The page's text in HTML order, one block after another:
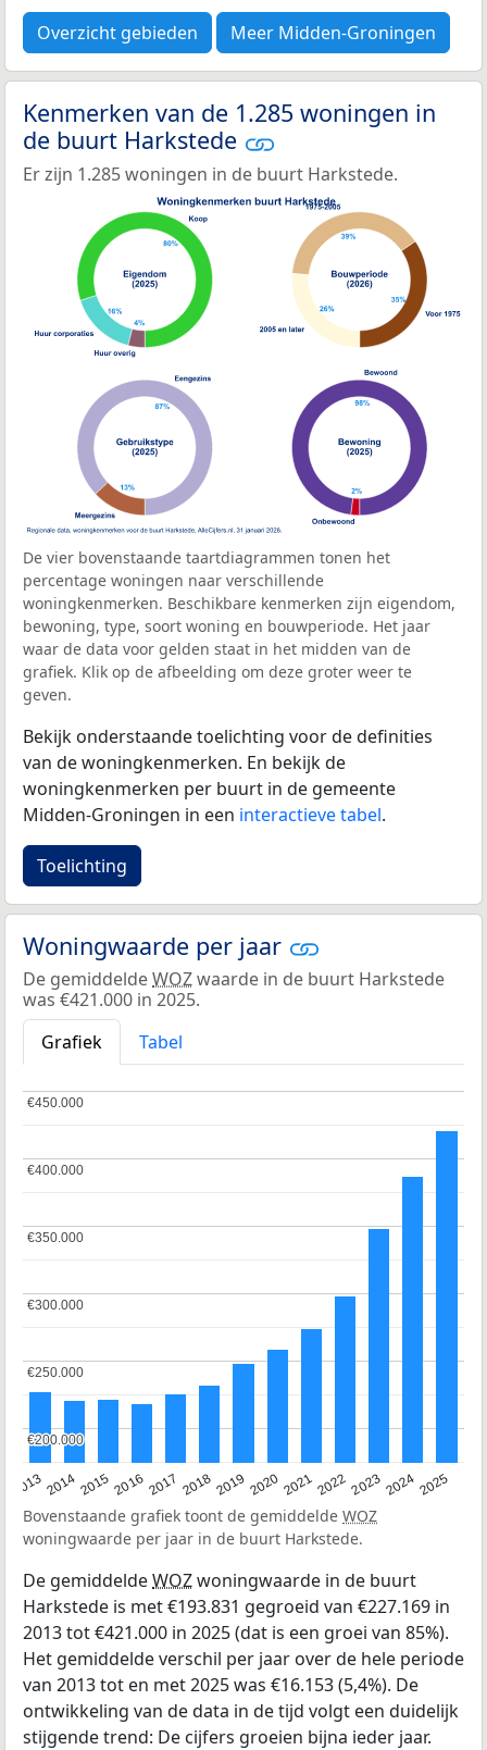
Overzicht gebieden Meer Midden-Groningen
Kenmerken van de 1.285 woningen in
de buurt Harkstede
Er zijn 1.285 woningen in de buurt Harkstede.
De vier bovenstaande taartdiagrammen tonen het
percentage woningen naar verschillende
woningkenmerken. Beschikbare kenmerken zijn eigendom,
bewoning, type, soort woning en bouwperiode. Het jaar
waar de data voor gelden staat in het midden van de
grafiek. Klik op de afbeelding om deze groter weer te
geven.
Bekijk onderstaande toelichting voor de definities
van de woningkenmerken. En bekijk de
woningkenmerken per buurt in de gemeente
Midden-Groningen in een interactieve tabel.
Toelichting
Woningwaarde per jaar
De gemiddeldeWOZwaarde in de buurt Harkstede
was €421.000 in 2025.
Grafiek
Tabel
20132014201520162017 20182019 202020212022202320242025
€200.000
€200.000
€250.000
€250.000
€300.000
€300.000
€350.000
€350.000
€400.000
€400.000
€450.000
€450.000
Bovenstaande grafiek toont de gemiddelde WOZ
woningwaarde per jaar in de buurt Harkstede.
De gemiddeldeWOZwoningwaarde in de buurt
Harkstede is met €193.831 gegroeid van €227.169 in
2013 tot €421.000 in 2025 (dat is een groei van 85%).
Het gemiddelde verschil per jaar over de hele periode
van 2013 tot en met 2025 was €16.153 (5,4%). De
ontwikkeling van de data in de tijd volgt een duidelijk
stijgende trend: De cijfers groeien bijna ieder jaar.